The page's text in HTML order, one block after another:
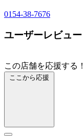
0154-38-7676
ユーザーレビュー
この店舗を応援する！
ここから応援